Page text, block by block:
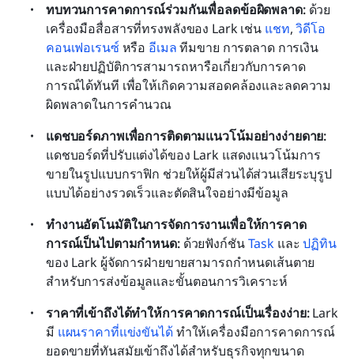
ทบทวนการคาดการณ์ร่วมกันเพื่อลดข้อผิดพลาด: ด้วย
เครื่องมือสื่อสารที่ทรงพลังของ Lark เช่น แชท, วิดีโอ
คอนเฟอเรนซ์ หรือ อีเมล ทีมขาย การตลาด การเงิน
และฝ่ายปฏิบัติการสามารถหารือเกี่ยวกับการคาด
การณ์ได้ทันที เพื่อให้เกิดความสอดคล้องและลดความ
ผิดพลาดในการคำนวณ
แดชบอร์ดที่ปรับแต่งได้ของ Lark แสดงแนวโน้มการ
ขายในรูปแบบกราฟิก ช่วยให้ผู้มีส่วนได้ส่วนเสียระบุรูป
แบบได้อย่างรวดเร็วและตัดสินใจอย่างมีข้อมูล
ทำงานอัตโนมัติในการจัดการงานเพื่อให้การคาด
การณ์เป็นไปตามกำหนด: ด้วยฟังก์ชัน Task และ ปฏิทิน
ของ Lark ผู้จัดการฝ่ายขายสามารถกำหนดเส้นตาย
สำหรับการส่งข้อมูลและขั้นตอนการวิเคราะห์
ราคาที่เข้าถึงได้ทำให้การคาดการณ์เป็นเรื่องง่าย: Lark
มี แผนราคาที่แข่งขันได้ ทำให้เครื่องมือการคาดการณ์
ยอดขายที่ทันสมัยเข้าถึงได้สำหรับธุรกิจทุกขนาด